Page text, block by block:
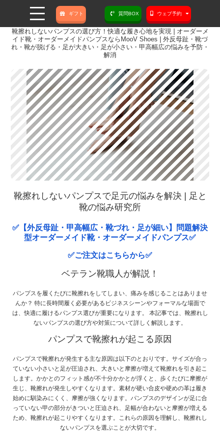
ギフト 質問BOX ウェブ予約
靴擦れしないパンプスの選び方！快適な履き心地を実現 | オーダーメ
イド靴・オーダーメイドパンプスならMooV Shoes | 外反母趾・靴づ
れ・靴が脱げる・足が大きい・足が小さい・甲高幅広の悩みを予防・
解消
靴擦れしないパンプスで足元の悩みを解決 | 足と
靴の悩み研究所
✅【外反母趾・甲高幅広・靴づれ・足が細い】問題解決
型オーダーメイド靴・オーダーメイドパンプス✅
✅ご注文はこちらから✅
ベテラン靴職人が解説！
パンプスを履くたびに靴擦れをしてしまい、痛みを感じることはありませ
んか？ 特に長時間履く必要があるビジネスシーンやフォーマルな場面で
は、快適に履けるパンプス選びが重要になります。 本記事では、靴擦れし
ないパンプスの選び方や対策について詳しく解説します。
パンプスで靴擦れが起こる原因
パンプスで靴擦れが発生する主な原因は以下のとおりです。サイズが合っ
ていない小さいと足が圧迫され、大きいと摩擦が増えて靴擦れを引き起こ
します。かかとのフィット感が不十分かかとが浮くと、歩くたびに摩擦が
生じ、靴擦れが発生しやすくなります。素材が硬い合皮や硬めの革は履き
始めに馴染みにくく、摩擦が強くなります。パンプスのデザインが足に合
っていない甲の部分がきついと圧迫され、足幅が合わないと摩擦が増える
ため、靴擦れが起こりやすくなります。これらの原因を理解し、靴擦れし
ないパンプスを選ぶことが大切です。